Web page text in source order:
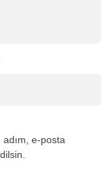
adım, e-posta